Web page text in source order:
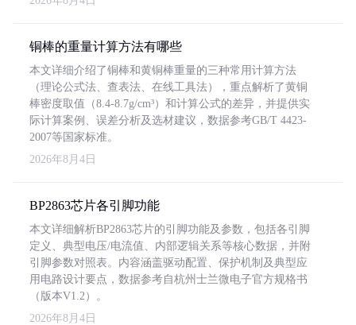
铜棒的重量计算方法有哪些
本文详细介绍了铜棒和黄铜棒重量的三种常用计算方法
（理论公式法、查表法、在线工具法），重点解析了黄铜
棒密度取值（8.4-8.7g/cm³）和计算公式的差异，并提供实
际计算案例、误差分析及选材建议，数据参考GB/T 4423-
2007等国家标准。
2026年8月4日
BP2863芯片各引脚功能
本文详细解析BP2863芯片的引脚功能及参数，包括各引脚
定义、典型电压/电流值、内部逻辑关系等核心数据，并附
引脚参数对照表。内容涵盖驱动配置、保护机制及典型应
用电路设计要点，数据参考自杭州士兰微电子官方规格书
（版本V1.2）。
2026年8月4日